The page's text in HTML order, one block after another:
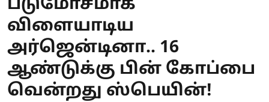
படுமோசமாக
விளையாடிய
அர்ஜென்டினா.. 16
ஆண்டுக்கு பின் கோப்பை
வென்றது ஸ்பெயின்!